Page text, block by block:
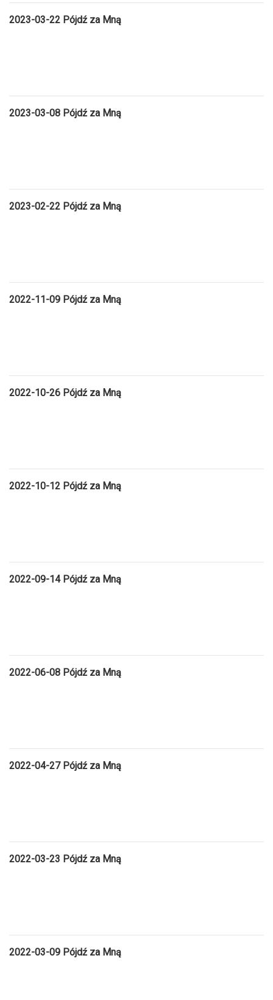
2023-03-22 Pójdź za Mną
2023-03-08 Pójdź za Mną
2023-02-22 Pójdź za Mną
2022-11-09 Pójdź za Mną
2022-10-26 Pójdź za Mną
2022-10-12 Pójdź za Mną
2022-09-14 Pójdź za Mną
2022-06-08 Pójdź za Mną
2022-04-27 Pójdź za Mną
2022-03-23 Pójdź za Mną
2022-03-09 Pójdź za Mną